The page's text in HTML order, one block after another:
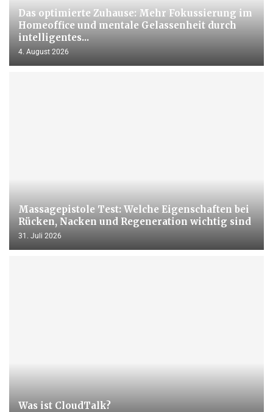
Das optimierte Zuhause: Mehr Fokussierung im
Homeoffice und mentale Gelassenheit durch
intelligentes...
4. August 2026
Massagepistole Test: Welche Eigenschaften bei
Rücken, Nacken und Regeneration wichtig sind
31. Juli 2026
Was ist CloudTalk?